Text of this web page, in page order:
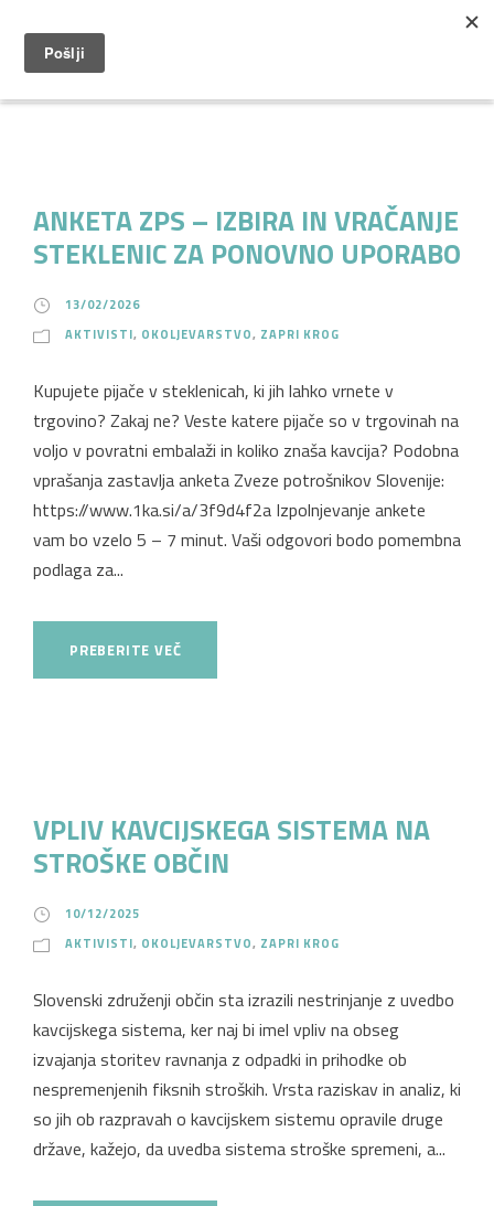
ANKETA ZPS – IZBIRA IN VRAČANJE
STEKLENIC ZA PONOVNO UPORABO
13/02/2026
AKTIVISTI, OKOLJEVARSTVO, ZAPRI KROG
Kupujete pijače v steklenicah, ki jih lahko vrnete v
trgovino? Zakaj ne? Veste katere pijače so v trgovinah na
voljo v povratni embalaži in koliko znaša kavcija? Podobna
vprašanja zastavlja anketa Zveze potrošnikov Slovenije:
https://www.1ka.si/a/3f9d4f2a Izpolnjevanje ankete
vam bo vzelo 5 – 7 minut. Vaši odgovori bodo pomembna
podlaga za...
PREBERITE VEČ
VPLIV KAVCIJSKEGA SISTEMA NA
STROŠKE OBČIN
10/12/2025
AKTIVISTI, OKOLJEVARSTVO, ZAPRI KROG
Slovenski združenji občin sta izrazili nestrinjanje z uvedbo
kavcijskega sistema, ker naj bi imel vpliv na obseg
izvajanja storitev ravnanja z odpadki in prihodke ob
nespremenjenih fiksnih stroških. Vrsta raziskav in analiz, ki
so jih ob razpravah o kavcijskem sistemu opravile druge
države, kažejo, da uvedba sistema stroške spremeni, a...